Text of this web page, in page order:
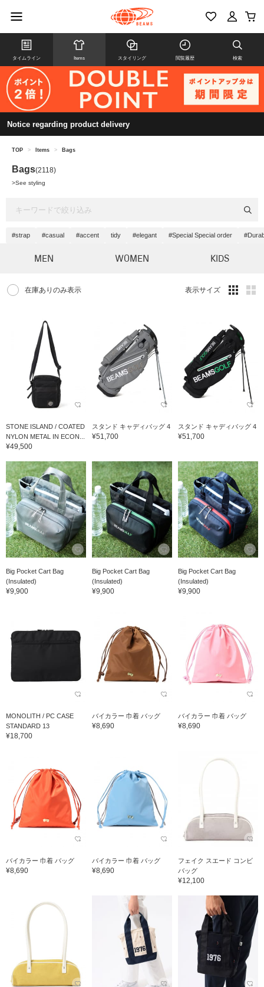
タイムライン Items スタイリング 閲覧履歴 検索
Notice regarding product delivery
TOP > Items > Bags
Bags(2118)
>See styling
#strap #casual #accent tidy #elegant #Special Special order
MEN WOMEN KIDS
在庫ありのみ表示 表示サイズ
STONE ISLAND / COATED
NYLON METAL IN ECON...
¥49,500
スタンド キャディバッグ 4
¥51,700
スタンド キャディバッグ 4
¥51,700
Big Pocket Cart Bag
(Insulated)
¥9,900
Big Pocket Cart Bag
(Insulated)
¥9,900
Big Pocket Cart Bag
(Insulated)
¥9,900
MONOLITH / PC CASE
STANDARD 13
¥18,700
バイカラー 巾着 バッグ
¥8,690
バイカラー 巾着 バッグ
¥8,690
バイカラー 巾着 バッグ
¥8,690
バイカラー 巾着 バッグ
¥8,690
フェイク スエード コンビ
バッグ
¥12,100